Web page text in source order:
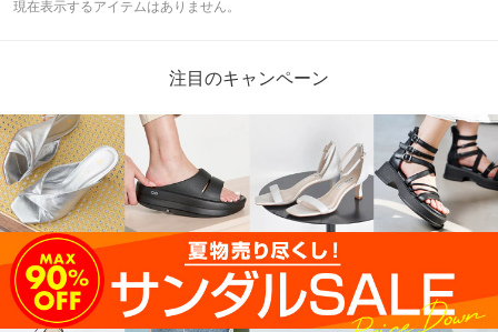
現在表示するアイテムはありません。
注目のキャンペーン